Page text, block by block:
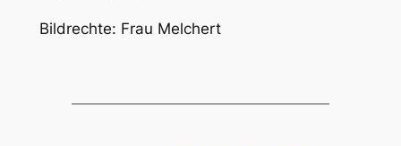
Bildrechte: Frau Melchert